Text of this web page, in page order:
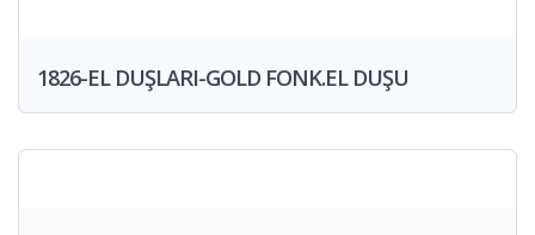
1826-EL DUŞLARI-GOLD FONK.EL DUŞU